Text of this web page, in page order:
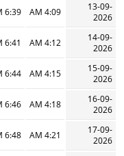
13-09-
2026
4:09 AM
6:39 AM
14-09-
2026
4:12 AM
6:41 AM
15-09-
2026
4:15 AM
6:44 AM
16-09-
2026
4:18 AM
6:46 AM
17-09-
2026
4:21 AM
6:48 AM